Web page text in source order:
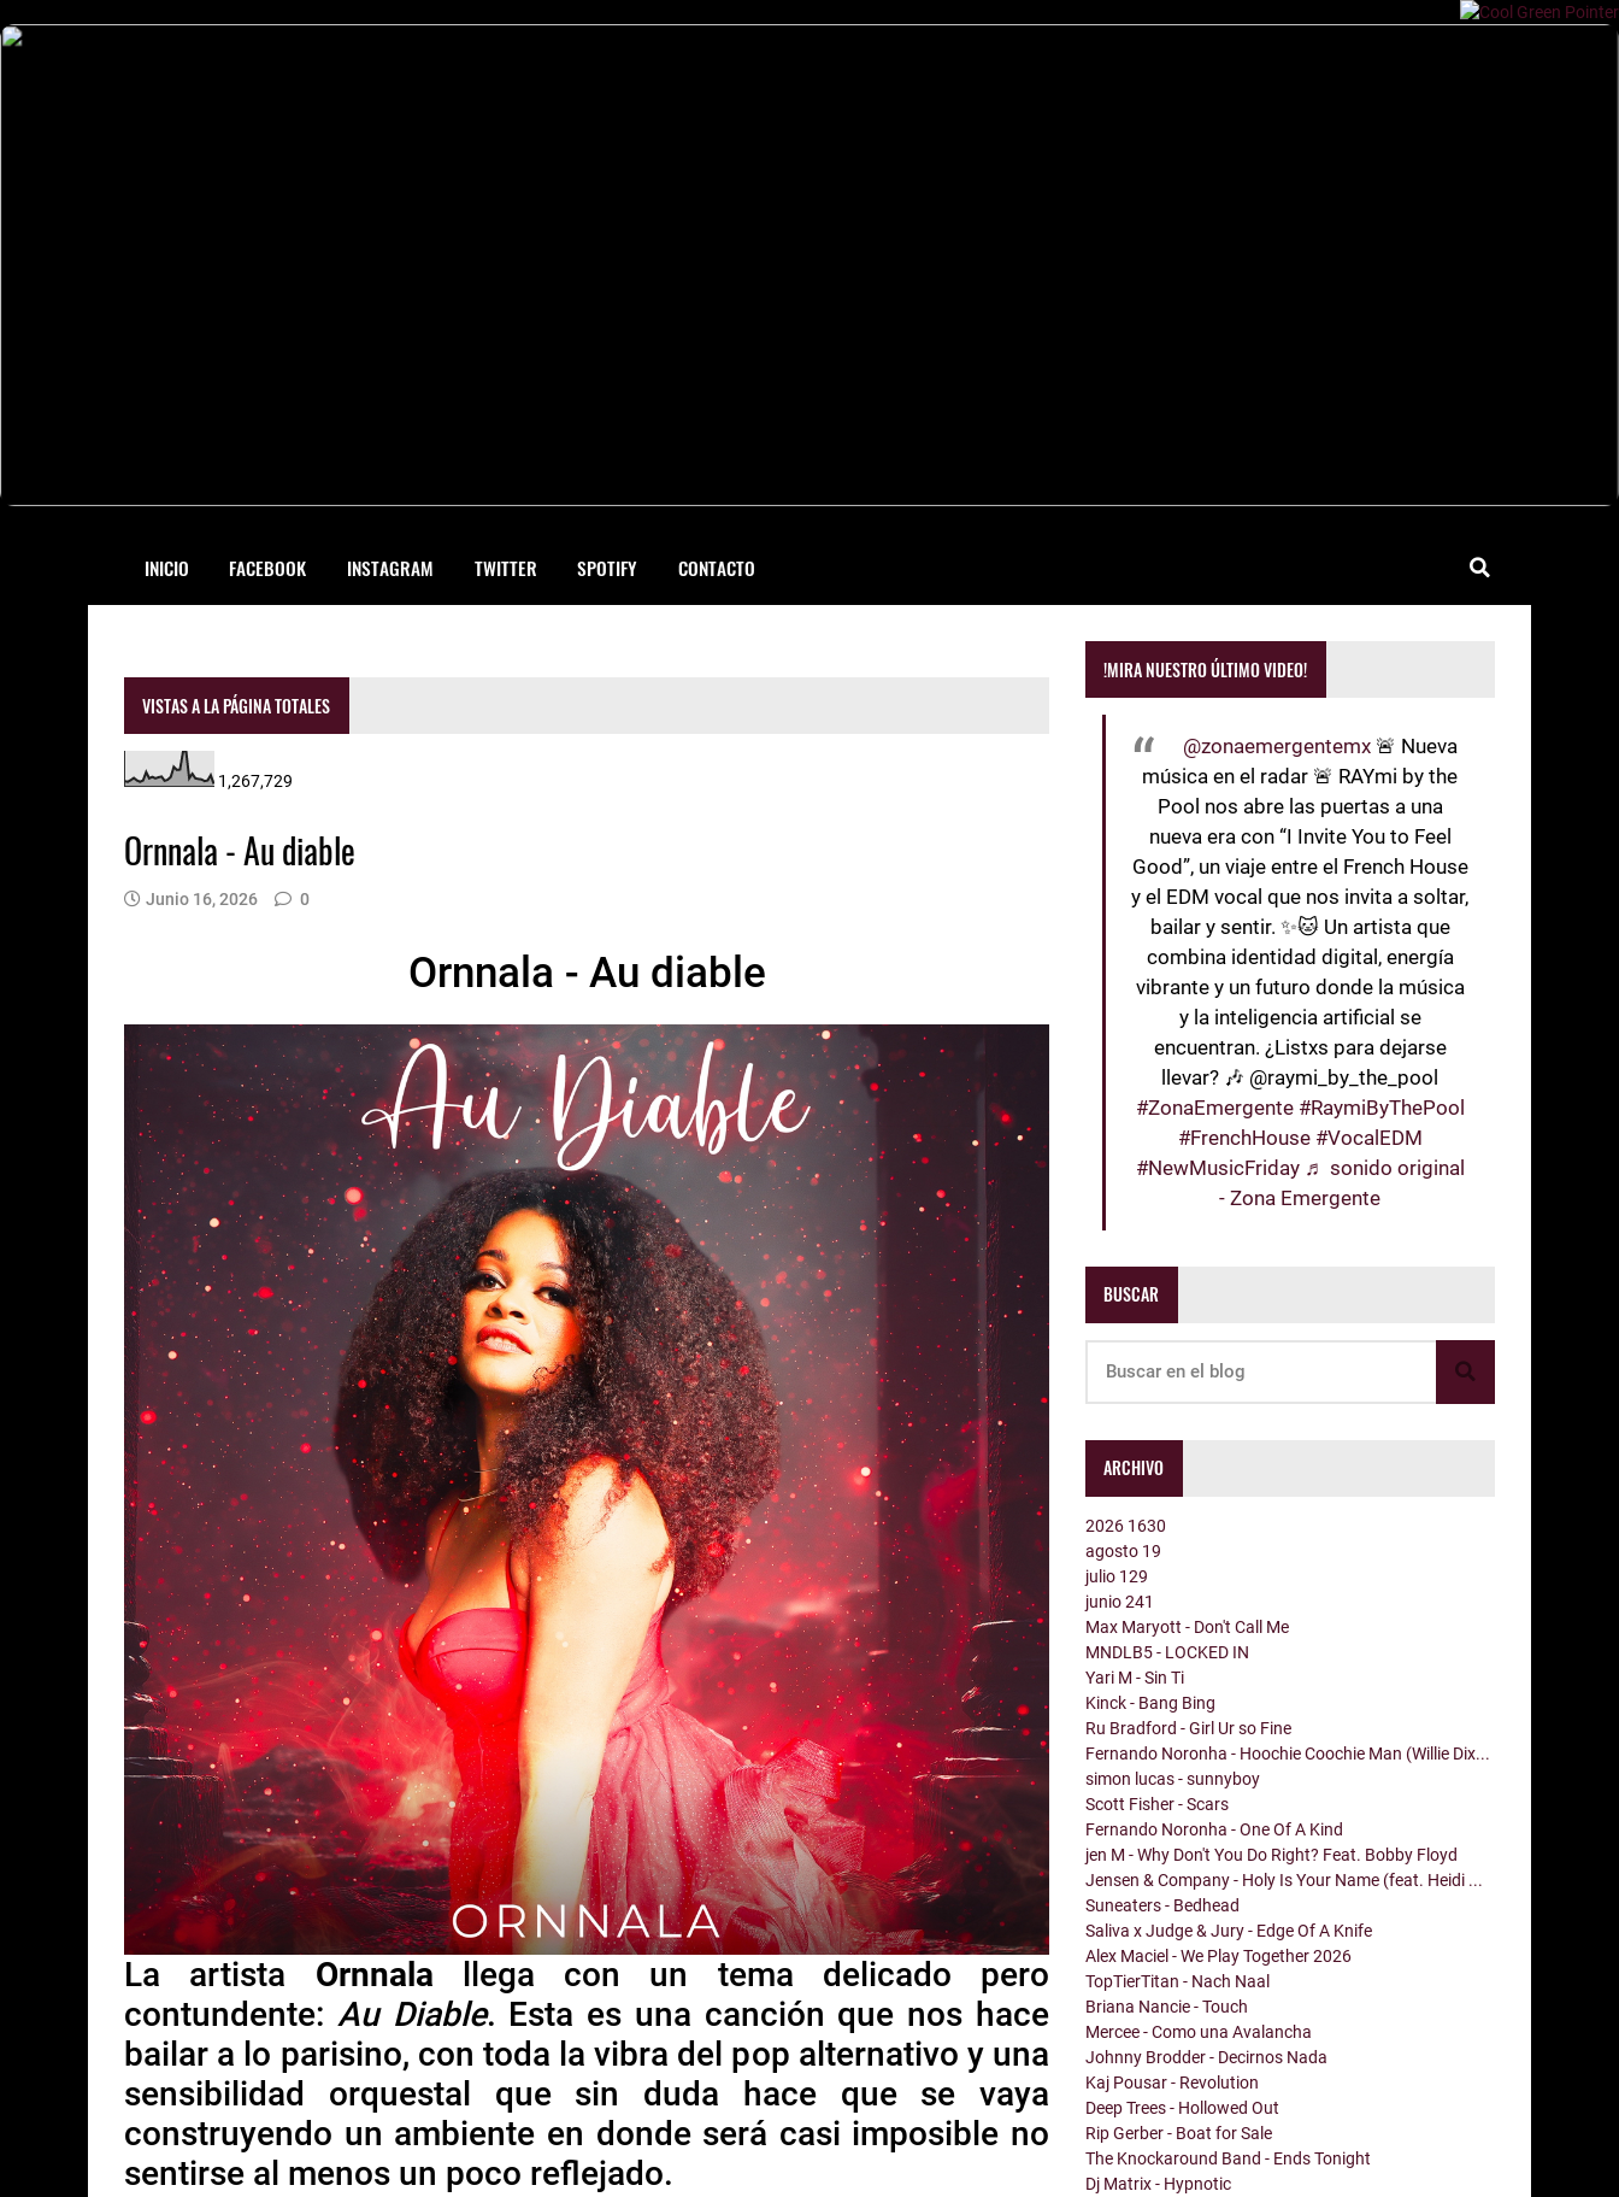
INICIO FACEBOOK INSTAGRAM TWITTER SPOTIFY CONTACTO
VISTAS A LA PÁGINA TOTALES
1,267,729
Ornnala - Au diable
Junio 16, 2026 0
Ornnala - Au diable
La artista Ornnala llega con un tema delicado pero
contundente: Au Diable. Esta es una canción que nos hace
bailar a lo parisino, con toda la vibra del pop alternativo y una
sensibilidad orquestal que sin duda hace que se vaya
construyendo un ambiente en donde será casi imposible no
sentirse al menos un poco reflejado.
!MIRA NUESTRO ÚLTIMO VIDEO!
@zonaemergentemx 🚨 Nueva
música en el radar 🚨 RAYmi by the
Pool nos abre las puertas a una
nueva era con “I Invite You to Feel
Good”, un viaje entre el French House
y el EDM vocal que nos invita a soltar,
bailar y sentir. ✨🐱 Un artista que
combina identidad digital, energía
vibrante y un futuro donde la música
y la inteligencia artificial se
encuentran. ¿Listxs para dejarse
llevar? 🎶 @raymi_by_the_pool
#ZonaEmergente #RaymiByThePool
#FrenchHouse #VocalEDM
#NewMusicFriday ♬ sonido original
- Zona Emergente
BUSCAR
ARCHIVO
2026 1630
agosto 19
julio 129
junio241
Max Maryott - Don't Call Me
MNDLB5 - LOCKED IN
Yari M - Sin Ti
Kinck - Bang Bing
Ru Bradford - Girl Ur so Fine
Fernando Noronha - Hoochie Coochie Man (Willie Dix...
simon lucas - sunnyboy
Scott Fisher - Scars
Fernando Noronha - One Of A Kind
jen M - Why Don't You Do Right? Feat. Bobby Floyd
Jensen & Company - Holy Is Your Name (feat. Heidi ...
Suneaters - Bedhead
Saliva x Judge & Jury - Edge Of A Knife
Alex Maciel - We Play Together 2026
TopTierTitan - Nach Naal
Briana Nancie - Touch
Mercee - Como una Avalancha
Johnny Brodder - Decirnos Nada
Kaj Pousar - Revolution
Deep Trees - Hollowed Out
Rip Gerber - Boat for Sale
The Knockaround Band - Ends Tonight
Dj Matrix - Hypnotic